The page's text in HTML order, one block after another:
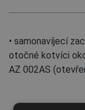
• samonavíjecí
otočné kotvíci oko
AZ 002AS